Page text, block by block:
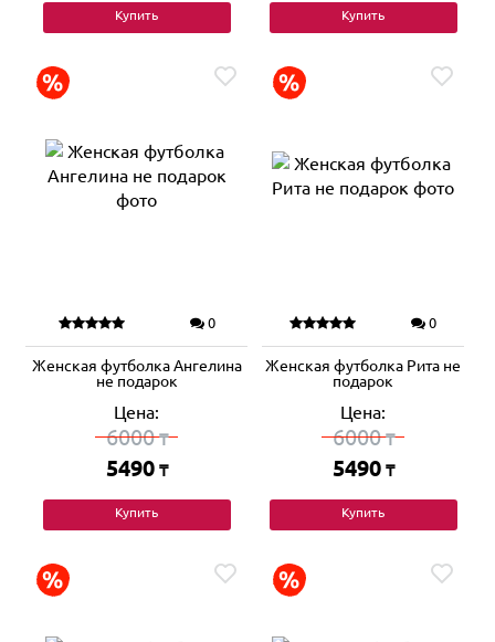
Купить Купить
0
Женская футболка Ангелина
не подарок
Цена:
6000₸
5490 ₸
Купить
0
Женская футболка Рита не
подарок
Цена:
6000₸
5490 ₸
Купить